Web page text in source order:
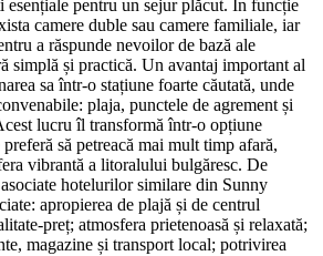
esențiale pentru un sejur plăcut. În funcție
camere duble sau camere familiale, iar
a răspunde nevoilor de bază ale
simplă și practică. Un avantaj important al
sa într-o stațiune foarte căutată, unde
plaja, punctele de agrement și
lucru îl transformă într-o opțiune
să petreacă mai mult timp afară,
vibrantă a litoralului bulgăresc. De
hotelurilor similare din Sunny
apropierea de plajă și de centrul
preț; atmosfera prietenoasă și relaxată;
magazine și transport local; potrivirea